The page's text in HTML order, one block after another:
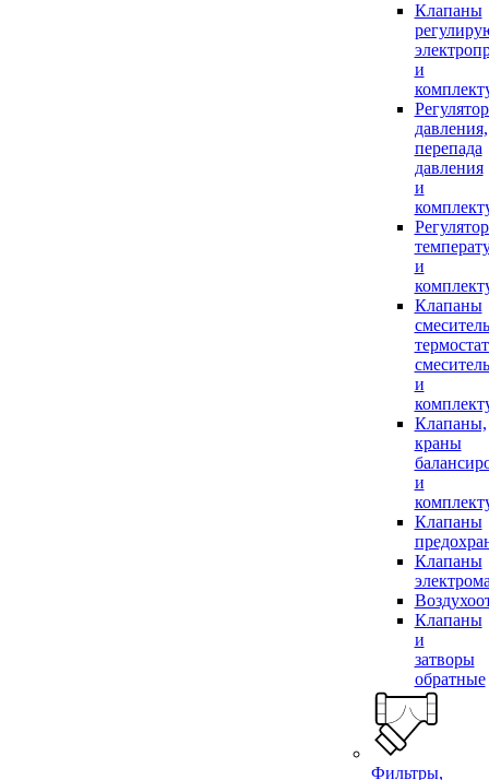
Клапаны
и
давления,
перепада
давления
и
и
Клапаны
и
Клапаны,
краны
и
Клапаны
Клапаны
Клапаны
и
затворы
обратные
Фильтры,